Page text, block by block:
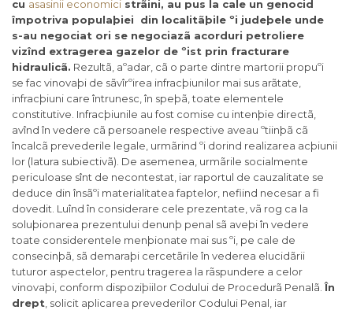
cu asasinii economici strãini, au pus la cale un genocid
împotriva populaþiei din localitãþile ºi judeþele unde
s-au negociat ori se negociazã acorduri petroliere
vizînd extragerea gazelor de ºist prin fracturare
hidraulicã. Rezultã, aºadar, cã o parte dintre martorii propuºi
se fac vinovaþi de sãvîrºirea infracþiunilor mai sus arãtate,
infracþiuni care întrunesc, în speþã, toate elementele
constitutive. Infracþiunile au fost comise cu intenþie directã,
avînd în vedere cã persoanele respective aveau ºtiinþã cã
încalcã prevederile legale, urmãrind ºi dorind realizarea acþiunii
lor (latura subiectivã). De asemenea, urmãrile socialmente
periculoase sînt de necontestat, iar raportul de cauzalitate se
deduce din însãºi materialitatea faptelor, nefiind necesar a fi
dovedit. Luînd în considerare cele prezentate, vã rog ca la
soluþionarea prezentului denunþ penal sã aveþi în vedere
toate considerentele menþionate mai sus ºi, pe cale de
consecinþã, sã demaraþi cercetãrile în vederea elucidãrii
tuturor aspectelor, pentru tragerea la rãspundere a celor
vinovaþi, conform dispoziþiilor Codului de Procedurã Penalã.În
drept , solicit aplicarea prevederilor Codului Penal, iar